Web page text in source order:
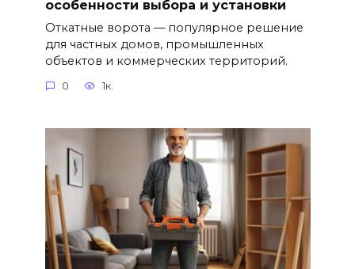
особенности выбора и установки
Откатные ворота — популярное решение
для частных домов, промышленных
объектов и коммерческих территорий.
0 1к.